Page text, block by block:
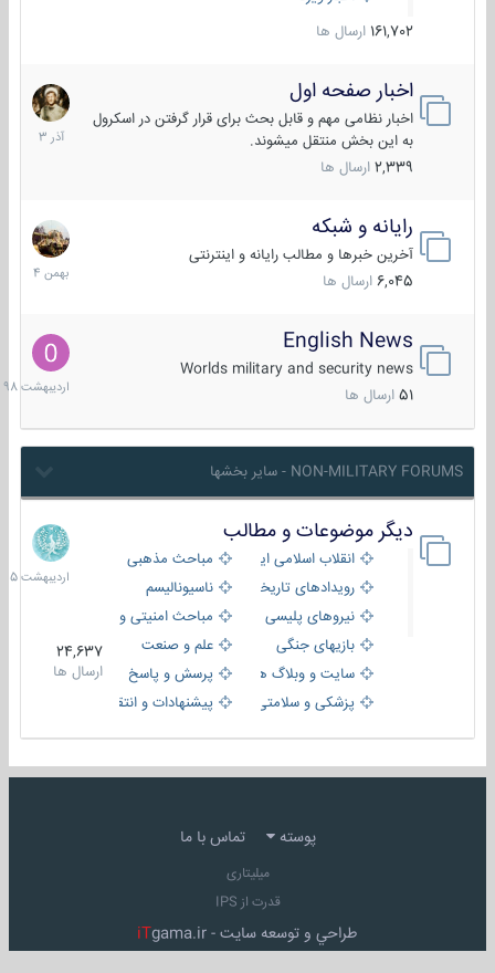
161,702 ارسال ها
اخبار صفحه اول
اخبار نظامی مهم و قابل بحث برای قرار گرفتن در اسکرول
به این بخش منتقل میشوند.
2,339 ارسال ها
7
آذر
1403
رایانه و شبکه
آخرین خبرها و مطالب رایانه و اینترنتی
6,045 ارسال ها
30
بهمن
1404
English News
Worlds military and security news
51 ارسال ها
10
1398
NON-MILITARY FORUMS - سایر بخشها
دیگر موضوعات و مطالب
انقلاب اسلامی ایران
مباحث مذهبی
رویدادهای تاریخی و مذهبیناسیونالیسم
نیروهای پلیسی
مباحث امنیتی و اطلاعاتی
بازیهای جنگی
علم و صنعت
سایت و وبلاگ ها
پرسش و پاسخ
پزشکی و سلامتی
پیشنهادات و انتقادات
24,637
ارسال ها
8
1405
پوسته تماس با ما
میلیتاری
قدرت از IPS
طراحي و توسعه سايت - iTgama.ir